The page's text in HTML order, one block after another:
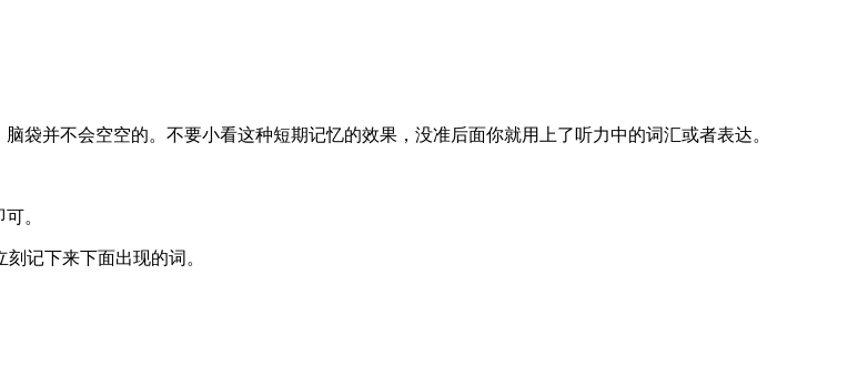
袋并不会空空的。不要小看这种短期记忆的效果，没准后面你就用上了听力中的词汇或者表达。
。
记下来下面出现的词。